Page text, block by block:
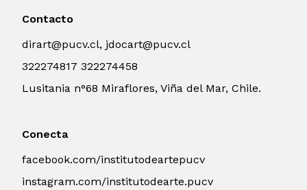
Contacto
dirart@pucv.cl, jdocart@pucv.cl
322274817 322274458
Lusitania n°68 Miraflores, Viña del Mar, Chile.
Conecta
facebook.com/institutodeartepucv
instagram.com/institutodearte.pucv